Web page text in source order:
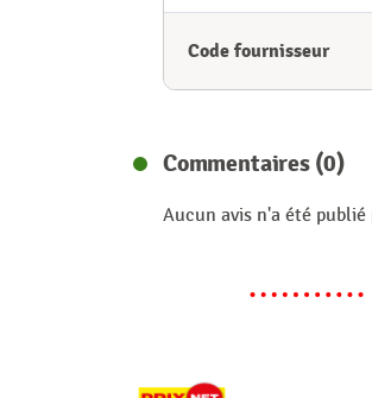
Code fournisseur
Commentaires (0)
Aucun avis n'a été